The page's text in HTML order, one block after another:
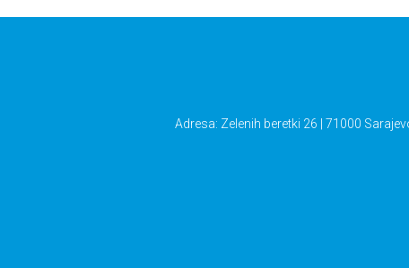
Adresa: Zelenih beretki 26 | 71000